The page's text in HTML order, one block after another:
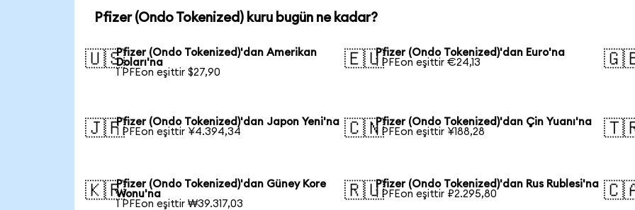
Pfizer (Ondo Tokenized) kuru bugün ne kadar?
🇺🇸Pfizer (Ondo Tokenized)'dan Amerikan
Doları'na
1 PFEon eşittir $27,90
🇪🇺Pfizer (Ondo Tokenized)'dan Euro'na
1 PFEon eşittir €24,13
🇯🇵Pfizer (Ondo Tokenized)'dan Japon Yeni'na
1 PFEon eşittir ¥4.394,34
🇨🇳Pfizer (Ondo Tokenized)'dan Çin Yuanı'na
1 PFEon eşittir ¥188,28
🇰🇷Pfizer (Ondo Tokenized)'dan Güney Kore
Wonu'na
1 PFEon eşittir ₩39.317,03
🇷🇺Pfizer (Ondo Tokenized)'dan Rus Rublesi'na
1 PFEon eşittir ₽2.295,80